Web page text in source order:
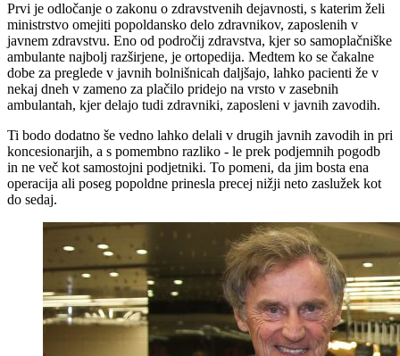
Prvi je odločanje o zakonu o zdravstvenih dejavnosti, s katerim želi
ministrstvo omejiti popoldansko delo zdravnikov, zaposlenih v
javnem zdravstvu. Eno od področij zdravstva, kjer so samoplačniške
ambulante najbolj razširjene, je ortopedija. Medtem ko se čakalne
dobe za preglede v javnih bolnišnicah daljšajo, lahko pacienti že v
nekaj dneh v zameno za plačilo pridejo na vrsto v zasebnih
ambulantah, kjer delajo tudi zdravniki, zaposleni v javnih zavodih.
Ti bodo dodatno še vedno lahko delali v drugih javnih zavodih in pri
koncesionarjih, a s pomembno razliko - le prek podjemnih pogodb
in ne več kot samostojni podjetniki. To pomeni, da jim bosta ena
operacija ali poseg popoldne prinesla precej nižji neto zaslužek kot
do sedaj.